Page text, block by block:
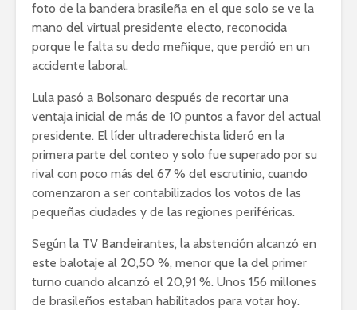
foto de la bandera brasileña en el que solo se ve la
mano del virtual presidente electo, reconocida
porque le falta su dedo meñique, que perdió en un
accidente laboral.
Lula pasó a Bolsonaro después de recortar una
ventaja inicial de más de 10 puntos a favor del actual
presidente. El líder ultraderechista lideró en la
primera parte del conteo y solo fue superado por su
rival con poco más del 67 % del escrutinio, cuando
comenzaron a ser contabilizados los votos de las
pequeñas ciudades y de las regiones periféricas.
Según la TV Bandeirantes, la abstención alcanzó en
este balotaje al 20,50 %, menor que la del primer
turno cuando alcanzó el 20,91 %. Unos 156 millones
de brasileños estaban habilitados para votar hoy.